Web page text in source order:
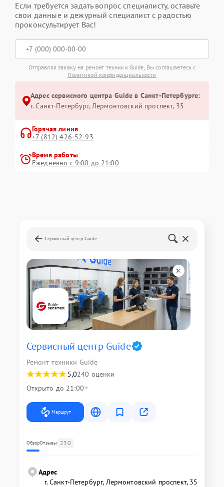
Если требуется задать вопрос специалисту, оставьте
свои данные и дежурный специалист с радостью
проконсультирует Вас!
Отправляя заявку на ремонт техники Guide, Вы соглашаетесь с
Политикой конфиденциальности
Адрес сервисного центра Guide в Санкт-Петербурге:
г. Санкт-Петербург, Лермонтовский проспект, 35
Горячая линия
+7 (812) 426-52-93
Время работы
Ежедневно с 9:00 до 21:00
Сервисный центр Guide
Сервисный центр Guide
Ремонт техники Guide
5,0240 оценки
Открыто до 21:00
Маршрут
ОбзорОтзывы 230
Адрес
г. Санкт-Петербург, Лермонтовский проспект, 35